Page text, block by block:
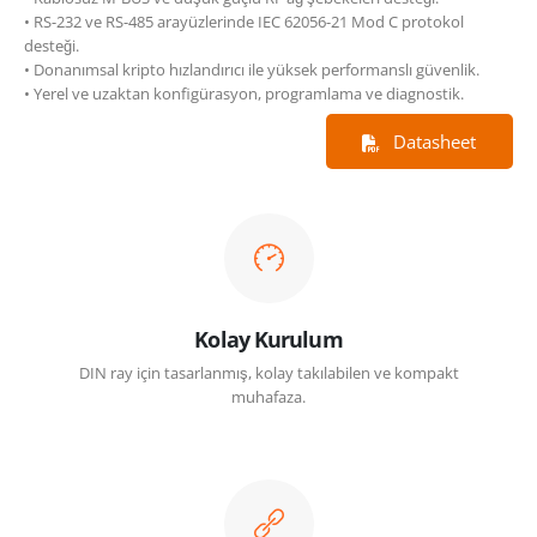
• RS-232 ve RS-485 arayüzlerinde IEC 62056-21 Mod C protokol
desteği.
• Donanımsal kripto hızlandırıcı ile yüksek performanslı güvenlik.
• Yerel ve uzaktan konfigürasyon, programlama ve diagnostik.
Datasheet
Kolay Kurulum
DIN ray için tasarlanmış, kolay takılabilen ve kompakt
muhafaza.